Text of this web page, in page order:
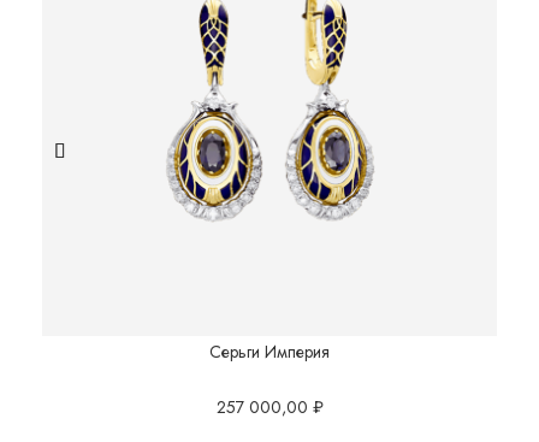
Серьги Империя
257 000,00 ₽